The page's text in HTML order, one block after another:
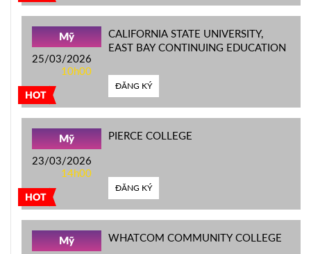
HOT
Mỹ
25/03/2026
10h00
CALIFORNIA STATE UNIVERSITY,
EAST BAY CONTINUING EDUCATION
ĐĂNG KÝ
HOT
Mỹ
23/03/2026
14h00
PIERCE COLLEGE
ĐĂNG KÝ
Mỹ WHATCOM COMMUNITY COLLEGE